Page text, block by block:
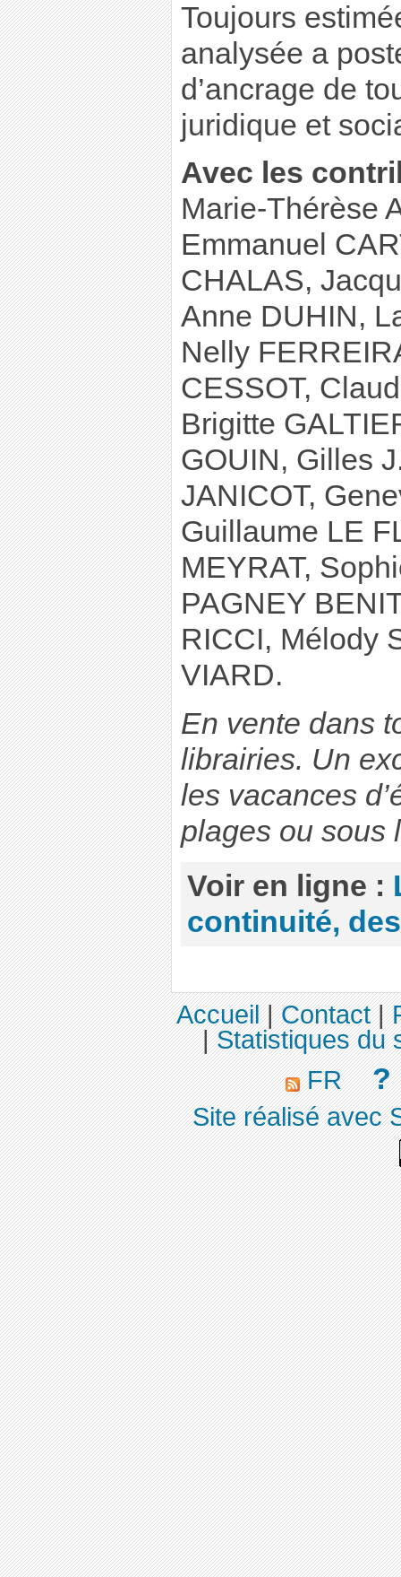
Toujours
analysée a
d’ancrage de
juridique et
Avec les
Marie-Thérèse
Emmanuel
CHALAS,
Anne DUHIN,
Nelly
CESSOT,
Brigitte
GOUIN, Gilles
JANICOT,
Guillaume LE
MEYRAT,
PAGNEY
RICCI, Mélody
VIARD.
En vente dans
librairies. Un
les vacances
plages ou sous
Voir en ligne :
continuité,
Accueil|Contact|
|Statistiques du
FR
?
Site réalisé avec